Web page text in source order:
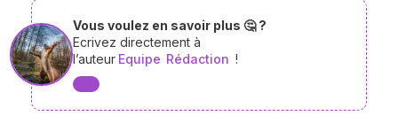
Vous voulez en savoir plus 🤔 ?
Ecrivez directement à
l’auteur Equipe Rédaction !